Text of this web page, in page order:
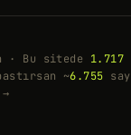
· Bu sitede 1.717
~6.755